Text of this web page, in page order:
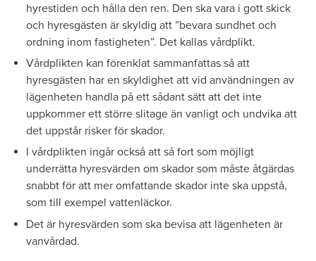
hyrestiden och hålla den ren. Den ska vara i gott skick
och hyresgästen är skyldig att ”bevara sundhet och
ordning inom fastigheten”. Det kallas vårdplikt.
Vårdplikten kan förenklat sammanfattas så att
hyresgästen har en skyldighet att vid användningen av
lägenheten handla på ett sådant sätt att det inte
uppkommer ett större slitage än vanligt och undvika att
det uppstår risker för skador.
I vårdplikten ingår också att så fort som möjligt
underrätta hyresvärden om skador som måste åtgärdas
snabbt för att mer omfattande skador inte ska uppstå,
som till exempel vattenläckor.
Det är hyresvärden som ska bevisa att lägenheten är
vanvårdad.